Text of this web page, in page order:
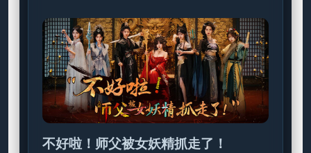
不好啦！师父被女妖精抓走了！